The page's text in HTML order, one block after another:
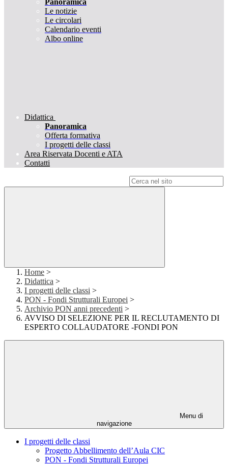
Panoramica
Le notizie
Le circolari
Calendario eventi
Albo online
Didattica
Panoramica
Offerta formativa
I progetti delle classi
Area Riservata Docenti e ATA
Contatti
Home >
Didattica >
I progetti delle classi >
PON - Fondi Strutturali Europei >
Archivio PON anni precedenti >
AVVISO DI SELEZIONE PER IL RECLUTAMENTO DI
ESPERTO COLLAUDATORE -FONDI PON
Menu di
navigazione
I progetti delle classi
Progetto Abbellimento dell’Aula CIC
PON - Fondi Strutturali Europei